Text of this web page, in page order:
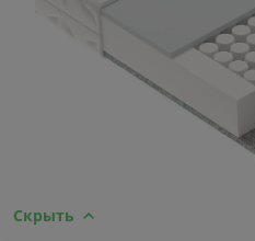
Скрыть